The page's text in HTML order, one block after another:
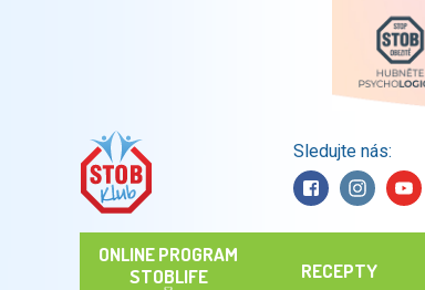
Sledujte nás:
ONLINE PROGRAM
STOBLIFE
RECEPTY